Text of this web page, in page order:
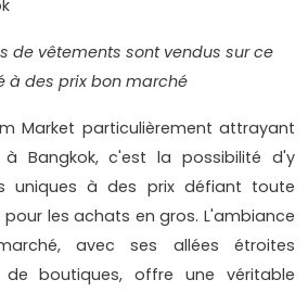
de vêtements sont vendus sur ce
à des prix bon marché
Market particulièrement attrayant
Bangkok, c'est la possibilité d'y
uniques à des prix défiant toute
les achats en gros. L'ambiance
avec ses allées étroites
boutiques, offre une véritable